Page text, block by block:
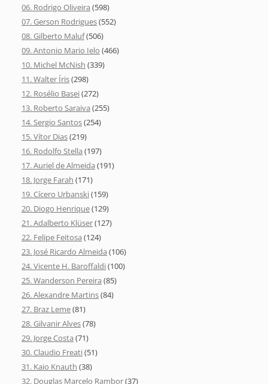
06. Rodrigo Oliveira (598)
07. Gerson Rodrigues(552)
08. Gilberto Maluf(506)
09. Antonio Mario Ielo (466)
10. Michel McNish (339)
11. Walter Íris(298)
12. Rosélio Basei(272)
13. Roberto Saraiva (255)
14. Sergio Santos(254)
15. Vítor Dias(219)
16. Rodolfo Stella (197)
17. Auriel de Almeida (191)
18. Jorge Farah (171)
19. Cícero Urbanski(159)
20. Diogo Henrique(129)
21. Adalberto Klüser(127)
22. Felipe Feitosa (124)
23. José Ricardo Almeida (106)
24. Vicente H. Baroffaldi(100)
25. Wanderson Pereira (85)
26. Alexandre Martins(84)
27. Braz Leme(81)
28. Gilvanir Alves(78)
29. Jorge Costa (71)
30. Claudio Freati(51)
31. Kaio Knauth (38)
32. Douglas Marcelo Rambor(37)